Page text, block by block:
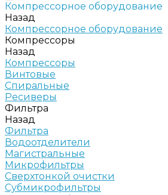
Компрессорное оборудование
Назад
Компрессорное оборудование
Компрессоры
Назад
Компрессоры
Винтовые
Спиральные
Ресиверы
Фильтра
Назад
Фильтра
Водоотделители
Магистральные
Микрофильтры
Сверхтонкой очистки
Субмикрофильтры